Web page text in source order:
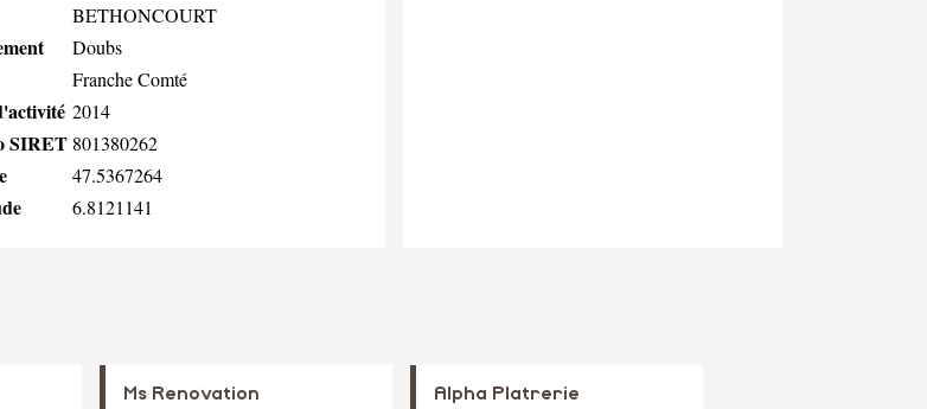
BETHONCOURT
Doubs
Franche Comté
2014
SIRET 801380262
47.5367264
6.8121141
Ms Renovation Alpha Platrerie